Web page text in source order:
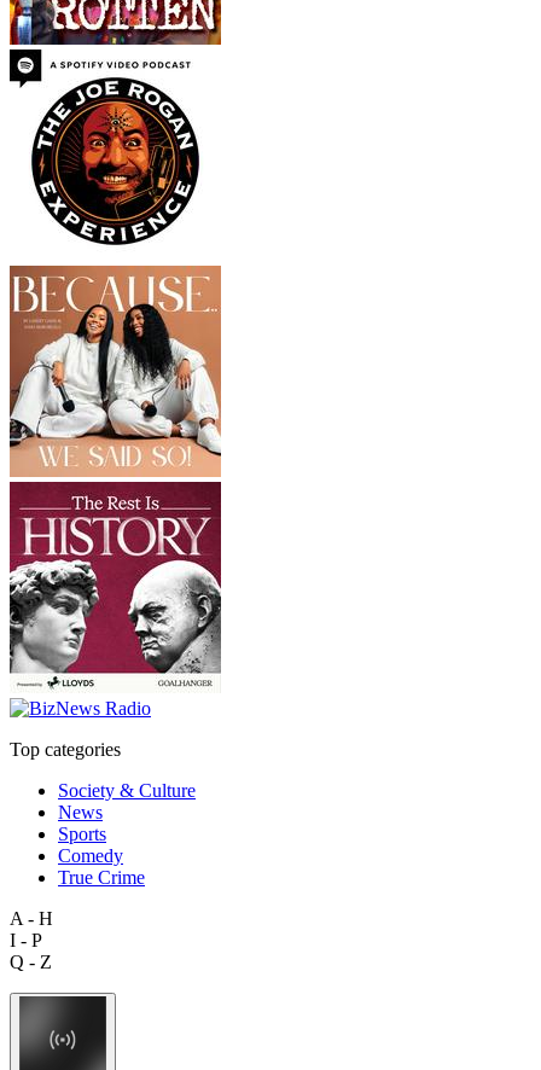
Top categories
Society & Culture
News
Sports
Comedy
True Crime
A - H
I - P
Q - Z